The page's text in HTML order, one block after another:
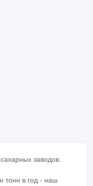
заводов.
тонн в год - наш